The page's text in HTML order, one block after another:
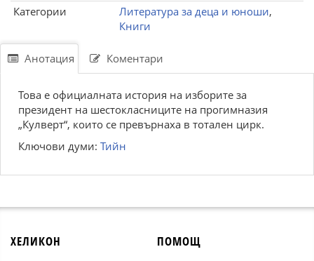
Категории
Литература за деца и юноши,
Книги
Анотация Коментари
Това е официалната история на изборите за
президент на шестокласниците на прогимназия
„Кулверт“, които се превърнаха в тотален цирк.
Ключови думи: Тийн
ХЕЛИКОН ПОМОЩ